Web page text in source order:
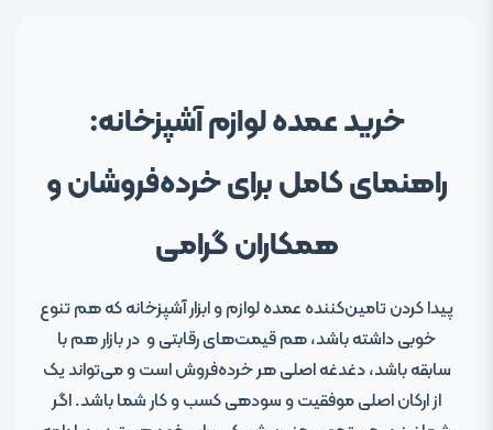
خرید عمده لوازم آشپزخانه:
راهنمای کامل برای خرده‌فروشان و
همکاران گرامی
پیدا کردن تامین‌کننده عمده‌ لوازم و ابزار آشپزخانه که هم تنوع
خوبی داشته باشد، هم قیمت‌های رقابتی و در بازار هم با
سابقه باشد، دغدغه اصلی هر خرده‌فروش است و می‌تواند یک
از ارکان اصلی موفقیت و سودهی کسب و کار شما باشد. اگر